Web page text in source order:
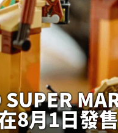
SUPER
8月1日發售